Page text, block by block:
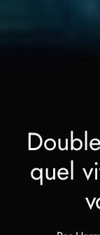
quel